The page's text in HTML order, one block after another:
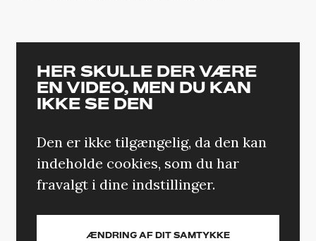
HER SKULLE DER VÆRE
EN VIDEO, MEN DU KAN
IKKE SE DEN
Den er ikke tilgængelig, da den kan
indeholde cookies, som du har
fravalgt i dine indstillinger.
ÆNDRING AF DIT SAMTYKKE